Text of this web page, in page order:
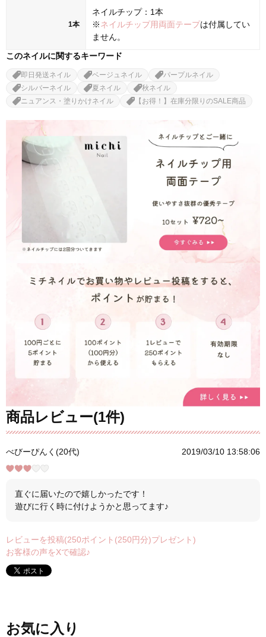
1本
ネイルチップ：1本
※ネイルチップ用両面テープは付属してい
ません。
このネイルに関するキーワード
即日発送ネイル ベージュネイル
パープルネイル
シルバーネイル
夏ネイル
秋ネイル
ニュアンス・塗りかけネイル
【お得！】在庫分限りのSALE商品
商品レビュー(1件)
べびーぴんく(20代) 2019/03/10 13:58:06
直ぐに届いたので嬉しかったです！
遊びに行く時に付けようかと思ってます♪
レビューを投稿(250ポイント(250円分)プレゼント)
お客様の声をXで確認♪
お気に入り